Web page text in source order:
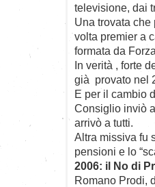
televisione, dai
Una trovata
volta premier a
formata da
In verità , forte
già provato nel
E per il cambio
Consiglio inviò
arrivò a tutti.
Altra missiva fu
pensioni e lo
2006: il No di
Romano Prodi,